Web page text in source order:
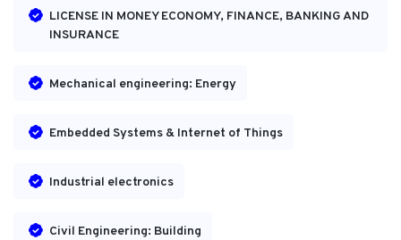
LICENSE IN MONEY ECONOMY, FINANCE, BANKING AND
INSURANCE
Mechanical engineering: Energy
Embedded Systems & Internet of Things
Industrial electronics
Civil Engineering: Building